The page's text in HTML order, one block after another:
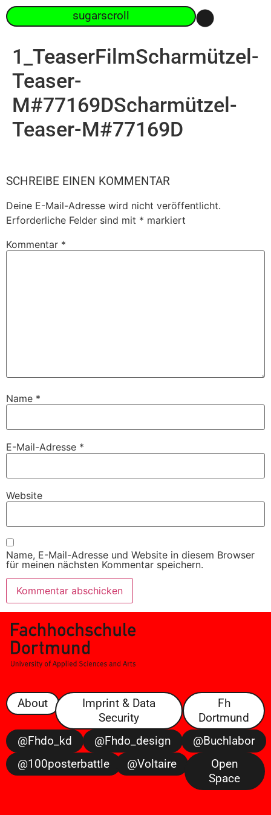
sugarscroll
1_TeaserFilmScharmützel-
Teaser-
M#77169DScharmützel-
Teaser-M#77169D
SCHREIBE EINEN KOMMENTAR
Deine E-Mail-Adresse wird nicht veröffentlicht.
Erforderliche Felder sind mit * markiert
Kommentar *
Name *
E-Mail-Adresse *
Website
Name, E-Mail-Adresse und Website in diesem Browser
für meinen nächsten Kommentar speichern.
About
Imprint & Data
Security
Fh
Dortmund
@fhdo_kd
@fhdo_design
@buchlabor
@100posterbattle
@voltaire
Open
Space